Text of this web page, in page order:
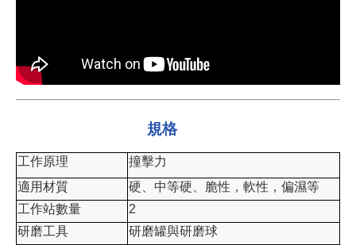
規格
工作原理
撞擊力
適用材質
硬、中等硬、脆性，軟性，偏濕等
工作站數量
2
研磨工具
研磨罐與研磨球